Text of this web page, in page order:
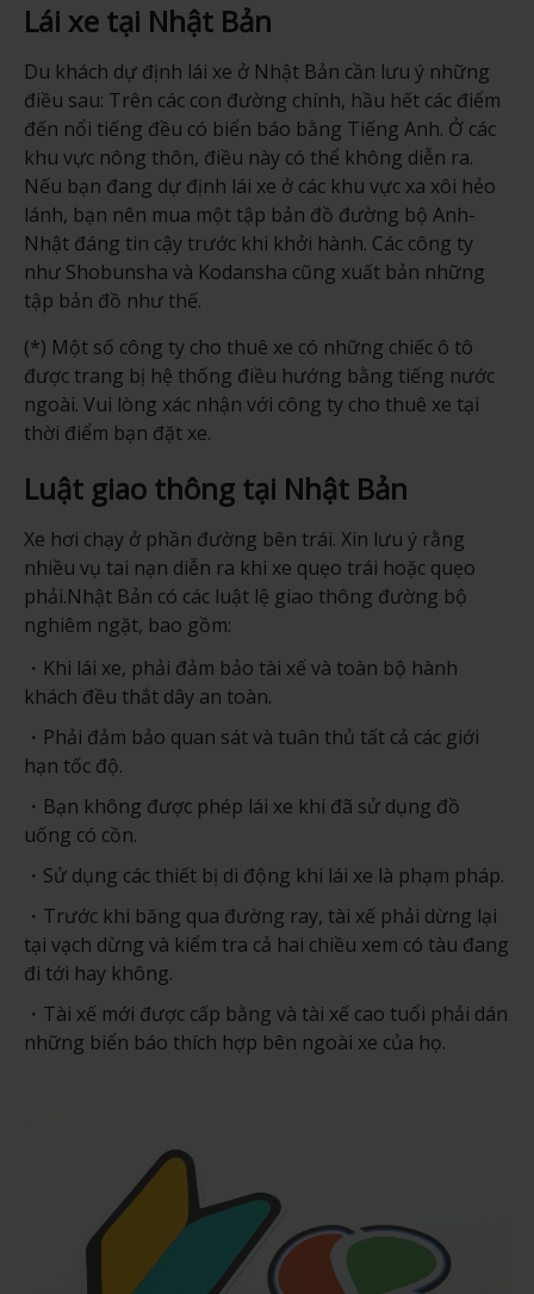
Lái xe tại Nhật Bản
Du khách dự định lái xe ở Nhật Bản cần lưu ý những
điều sau: Trên các con đường chính, hầu hết các điểm
đến nổi tiếng đều có biển báo bằng Tiếng Anh. Ở các
khu vực nông thôn, điều này có thể không diễn ra.
Nếu bạn đang dự định lái xe ở các khu vực xa xôi hẻo
lánh, bạn nên mua một tập bản đồ đường bộ Anh-
Nhật đáng tin cậy trước khi khởi hành. Các công ty
như Shobunsha và Kodansha cũng xuất bản những
tập bản đồ như thế.
(*) Một số công ty cho thuê xe có những chiếc ô tô
được trang bị hệ thống điều hướng bằng tiếng nước
ngoài. Vui lòng xác nhận với công ty cho thuê xe tại
thời điểm bạn đặt xe.
Luật giao thông tại Nhật Bản
Xe hơi chạy ở phần đường bên trái. Xin lưu ý rằng
nhiều vụ tai nạn diễn ra khi xe quẹo trái hoặc quẹo
phải.Nhật Bản có các luật lệ giao thông đường bộ
nghiêm ngặt, bao gồm:
Khi lái xe, phải đảm bảo tài xế và toàn bộ hành
khách đều thắt dây an toàn.
Phải đảm bảo quan sát và tuân thủ tất cả các giới
hạn tốc độ.
Bạn không được phép lái xe khi đã sử dụng đồ
uống có cồn.
Sử dụng các thiết bị di động khi lái xe là phạm pháp.
Trước khi băng qua đường ray, tài xế phải dừng lại
tại vạch dừng và kiểm tra cả hai chiều xem có tàu đang
đi tới hay không.
Tài xế mới được cấp bằng và tài xế cao tuổi phải dán
những biển báo thích hợp bên ngoài xe của họ.